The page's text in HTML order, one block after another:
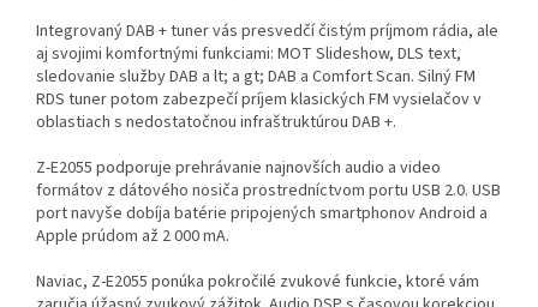
Integrovaný DAB + tuner vás presvedčí čistým príjmom rádia, ale
aj svojimi komfortnými funkciami: MOT Slideshow, DLS text,
sledovanie služby DAB a lt; a gt; DAB a Comfort Scan. Silný FM
RDS tuner potom zabezpečí príjem klasických FM vysielačov v
oblastiach s nedostatočnou infraštruktúrou DAB +.
Z-E2055 podporuje prehrávanie najnovších audio a video
formátov z dátového nosiča prostredníctvom portu USB 2.0. USB
port navyše dobíja batérie pripojených smartphonov Android a
Apple prúdom až 2 000 mA.
Naviac, Z-E2055 ponúka pokročilé zvukové funkcie, ktoré vám